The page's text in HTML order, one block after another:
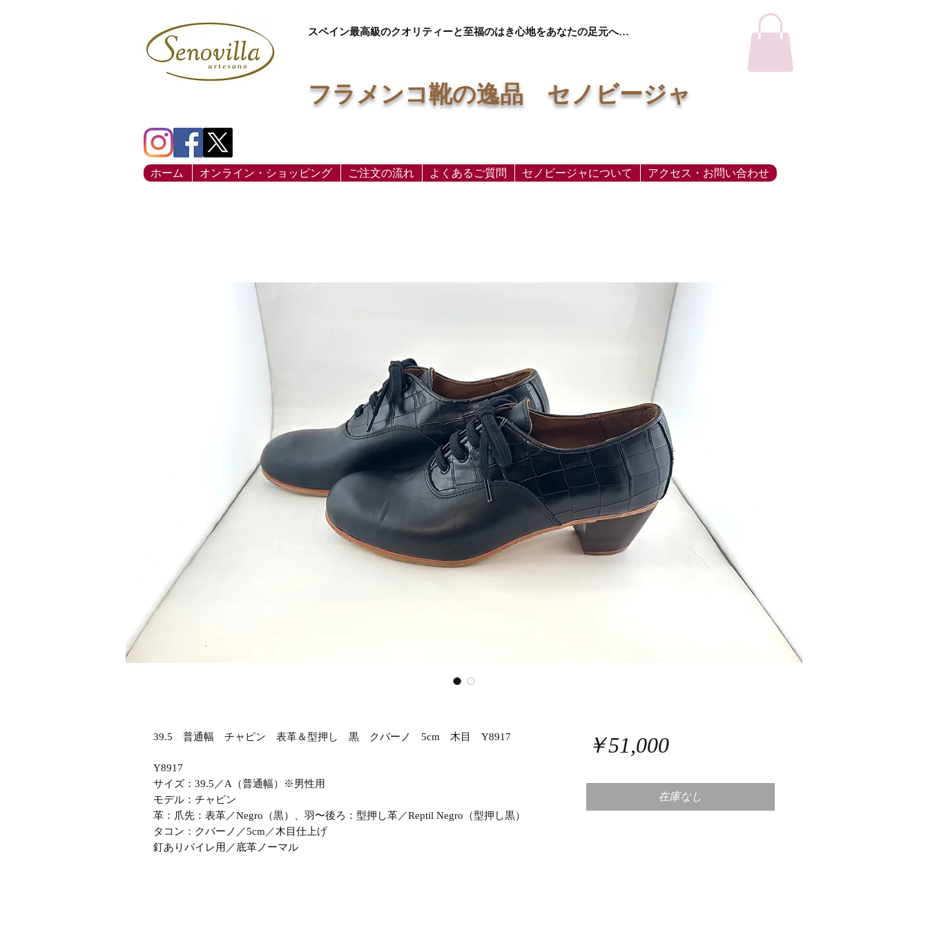
スペイン最高級のクオリティーと至福のはき心地をあなたの足元へ…
フラメンコ靴の逸品 セノビージャ
ホーム オンライン・ショッピング ご注文の流れ よくあるご質問 セノビージャについて アクセス・お問い合わせ
39.5 普通幅 チャピン 表革＆型押し 黒 クバーノ 5cm 木目 Y8917
Y8917
サイズ：39.5／A（普通幅）※男性用
モデル：チャピン
革：爪先：表革／Negro（黒）、羽〜後ろ：型押し革／Reptil Negro（型押し黒）
タコン：クバーノ／5cm／木目仕上げ
釘ありバイレ用／底革ノーマル
￥51,000価
在庫なし